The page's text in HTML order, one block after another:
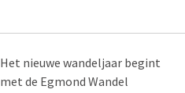
Het nieuwe wandeljaar begint
met de Egmond Wandel